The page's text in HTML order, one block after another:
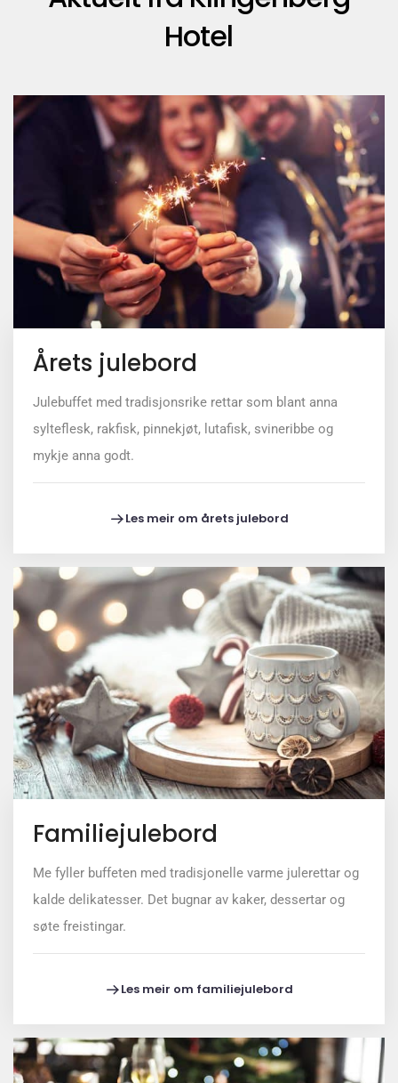
Hotel
Årets julebord
Julebuffet med tradisjonsrike rettar som blant anna
sylteflesk, rakfisk, pinnekjøt, lutafisk, svineribbe og
mykje anna godt.
Les meir om årets julebord
Familiejulebord
Me fyller buffeten med tradisjonelle varme julerettar og
kalde delikatesser. Det bugnar av kaker, dessertar og
søte freistingar.
Les meir om familiejulebord